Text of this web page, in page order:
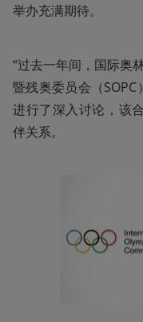
举办充满期待。
“过去一年间，国际奥
暨残奥委员会（
进行了深入讨论，该
伴关系。